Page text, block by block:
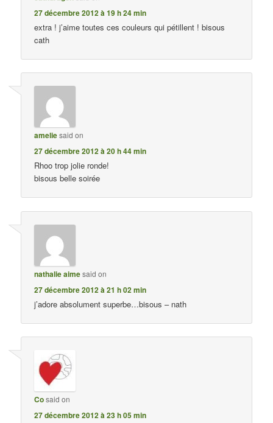
27 décembre 2012 à 19 h 24 min
extra ! j’aime toutes ces couleurs qui pétillent ! bisous
cath
ameliesaid on
27 décembre 2012 à 20 h 44 min
Rhoo trop jolie ronde!
bisous belle soirée
nathalie aimesaid on
27 décembre 2012 à 21 h 02 min
j’adore absolument superbe…bisous – nath
Cosaid on
27 décembre 2012 à 23 h 05 min